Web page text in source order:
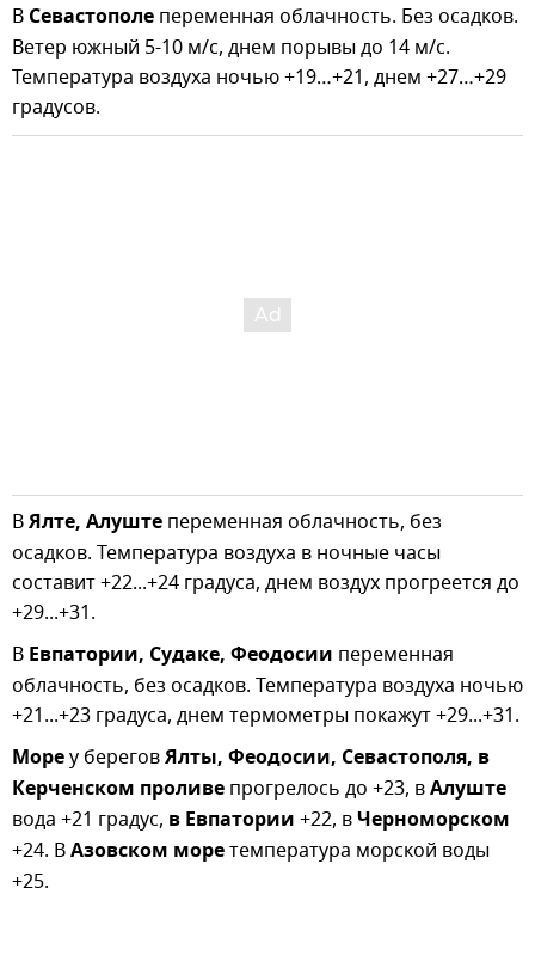
В Севастополе переменная облачность. Без осадков.
Ветер южный 5-10 м/с, днем порывы до 14 м/с.
Температура воздуха ночью +19…+21, днем +27…+29
градусов.
ВЯлте, Алуште переменная облачность, без
осадков. Температура воздуха в ночные часы
составит +22...+24 градуса, днем воздух прогреется до
+29...+31.
В Евпатории, Судаке, Феодосии переменная
облачность, без осадков. Температура воздуха ночью
+21...+23 градуса, днем термометры покажут +29...+31.
Мореу береговЯлты, Феодосии, Севастополя, в
Керченском проливе прогрелось до +23, вАлуште
вода +21 градус, в Евпатории +22, вЧерноморском
+24. ВАзовском моретемпература морской воды
+25.